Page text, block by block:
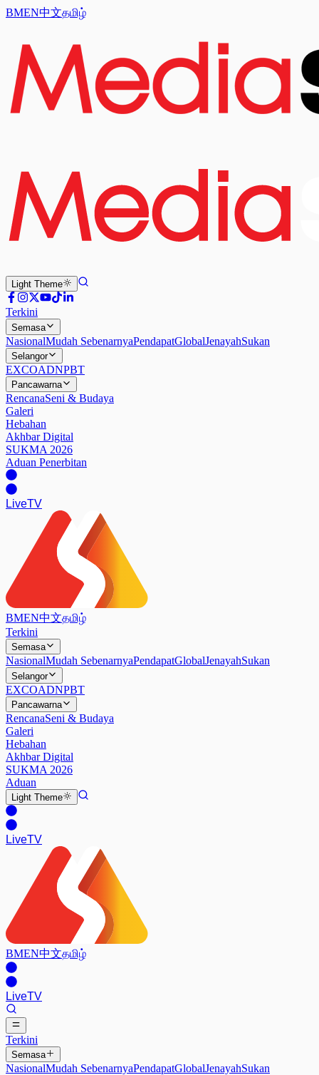
BMEN中文தமிழ்
Light Theme
Terkini
Semasa
NasionalMudah SebenarnyaPendapatGlobalJenayahSukan
Selangor
EXCOADNPBT
Pancawarna
RencanaSeni & Budaya
Galeri
Hebahan
Akhbar Digital
SUKMA 2026
Aduan Penerbitan
LiveTV
BMEN中文தமிழ்
Terkini
Semasa
NasionalMudah SebenarnyaPendapatGlobalJenayahSukan
Selangor
EXCOADNPBT
Pancawarna
RencanaSeni & Budaya
Galeri
Hebahan
Akhbar Digital
SUKMA 2026
Aduan
Light Theme
LiveTV
BMEN中文தமிழ்
LiveTV
Terkini
Semasa
NasionalMudah SebenarnyaPendapatGlobalJenayahSukan